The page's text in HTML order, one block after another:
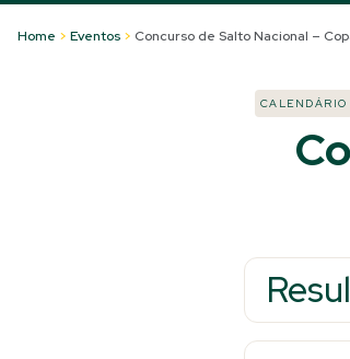
Home > Eventos > Concurso de Salto Nacional –
CALENDÁRIO